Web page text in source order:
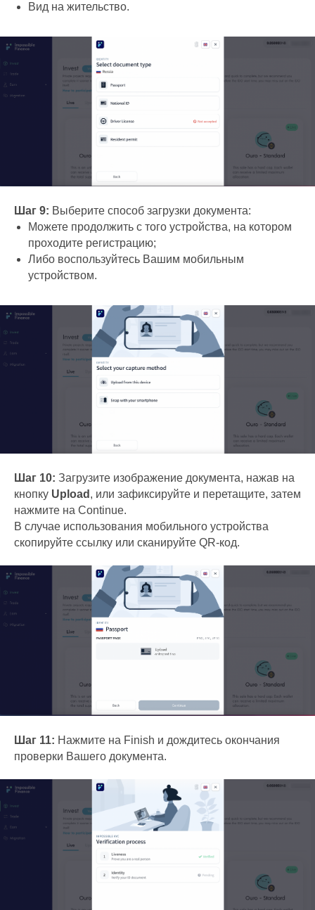
Вид на жительство.
Шаг 9: Выберите способ загрузки документа:
Можете продолжить с того устройства, на котором
проходите регистрацию;
Либо воспользуйтесь Вашим мобильным
устройством.
Шаг 10: Загрузите изображение документа, нажав на
кнопку Upload , или зафиксируйте и перетащите, затем
нажмите на Continue.
В случае использования мобильного устройства
скопируйте ссылку или сканируйте QR-код.
Шаг 11: Нажмите на Finish и дождитесь окончания
проверки Вашего документа.